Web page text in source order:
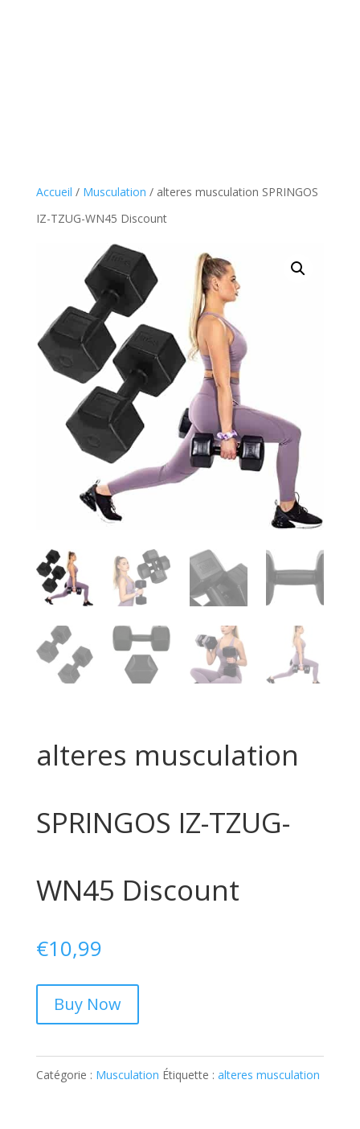
Accueil / Musculation / alteres musculation SPRINGOS
IZ-TZUG-WN45 Discount
alteres musculation
SPRINGOS IZ-TZUG-
WN45 Discount
€10,99
Buy Now
Catégorie : Musculation Étiquette : alteres musculation